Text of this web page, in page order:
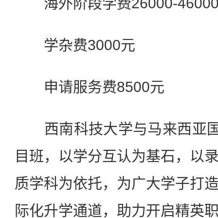
学杂费3000元
申请服务费8500元
西南科技大学与马来西亚
目班，以学分互认为基石，以
质学科为依托，为广大学子打
际化升学通道，助力开启精英